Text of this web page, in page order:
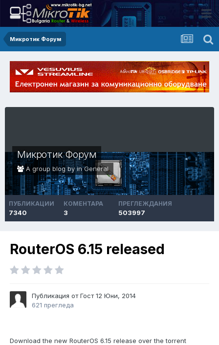
Микротик Форум
Микротик Форум
A group blog by inGeneral
ПУБЛИКАЦИИ
7340
КОМЕНТАРА
3
ПРЕГЛЕЖДАНИЯ
503997
RouterOS 6.15 released
Публикация от Гост12 Юни, 2014
621 прегледа
Download the new RouterOS 6.15 release over the torrent